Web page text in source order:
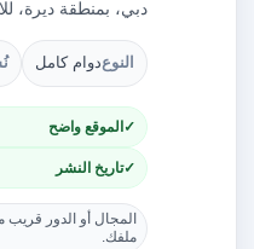
دبي، بمنطقة ديرة،
النوعدوام كامل
الموقع واضح
تاريخ النشر
المجال أو الدور قريب
ملفك.